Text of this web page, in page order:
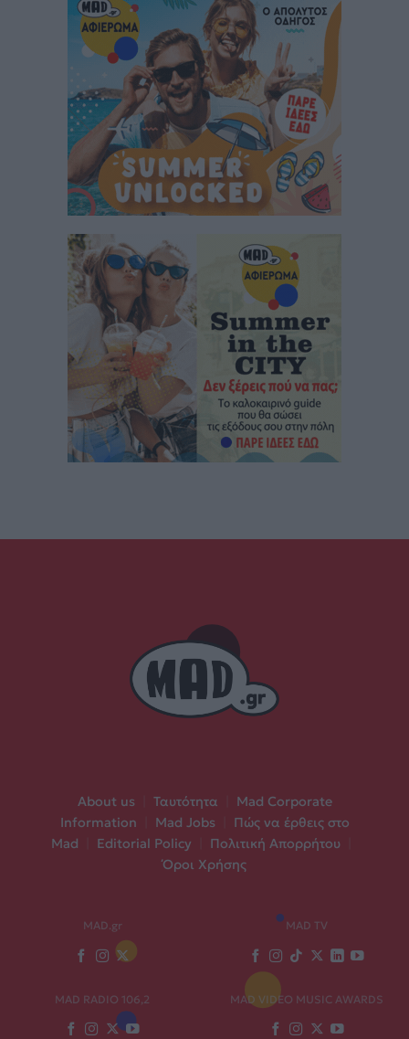
About us Ταυτότητα
Mad Corporate
Information
Mad Jobs
Πώς να έρθεις στο
Mad
Editorial Policy Πολιτική Απορρήτου
Όροι Χρήσης
MAD.gr MAD TV
MAD RADIO 106,2 MAD VIDEO MUSIC AWARDS